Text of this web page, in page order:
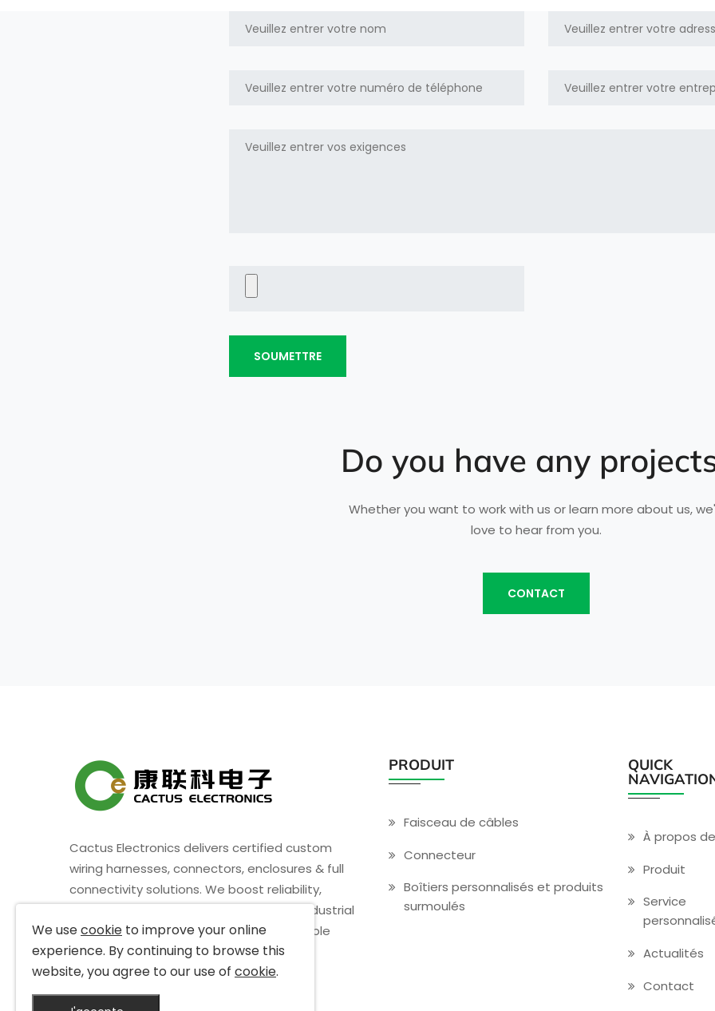
SOUMETTRE
Do you have any
Whether you want to work with us or learn more about us,
love to hear from you.
CONTACT
Cactus Electronics delivers certified custom
wiring harnesses, connectors, enclosures & full
connectivity solutions. We boost reliability,
durability & compliance for auto, fleet, industrial
clients, cutting downtime and driving stable
performance in harsh environments.
PRODUIT
Faisceau de câbles
Connecteur
Boîtiers personnalisés et produits
surmoulés
QUICK
À propos
Produit
Service
Actualités
Contact
We usecookie to improve your online
experience. By continuing to browse this
website, you agree to our use of cookie.